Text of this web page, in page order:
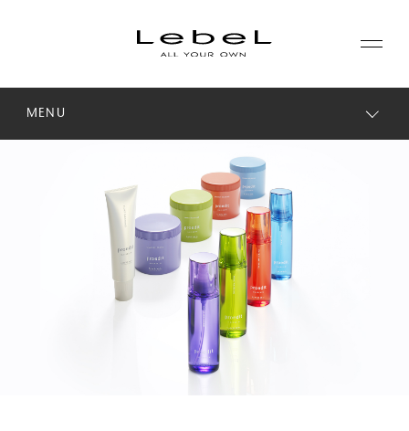
ABOUT
ヒストリー
サステナビリティ
コーポレート
シリーズ一覧
カテゴリー一覧
MENU
ラインナップ